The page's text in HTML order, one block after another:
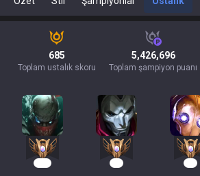
685
Toplam ustalık skoru
5,426,696
Toplam şampiyon puanı